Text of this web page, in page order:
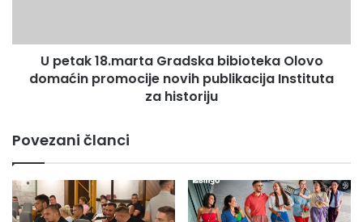
– Ikričavost
Zbir dobijenih poena poredi se sa kriterijumom za
međunarodnu izložbu trofeja te se tako dobijaju slijedeće
novih
publikacija
Instituta
U petak 18.marta Gradska bibioteka Olovo
domaćin promocije novih publikacija Instituta
za historiju
Povezani članci